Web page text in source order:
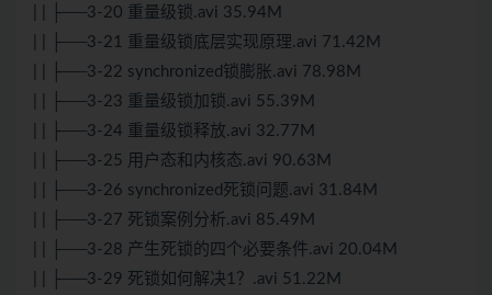
| | ├──3-20 重量级锁.avi 35.94M
| | ├──3-21 重量级锁底层实现原理.avi 71.42M
| | ├──3-22 synchronized锁膨胀.avi 78.98M
| | ├──3-23 重量级锁加锁.avi 55.39M
| | ├──3-24 重量级锁释放.avi 32.77M
| | ├──3-25 用户态和内核态.avi 90.63M
| | ├──3-26 synchronized死锁问题.avi 31.84M
| | ├──3-27 死锁案例分析.avi 85.49M
| | ├──3-28 产生死锁的四个必要条件.avi 20.04M
| | ├──3-29 死锁如何解决1？.avi 51.22M